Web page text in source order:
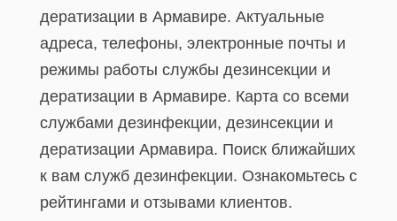
дератизации в Армавире. Актуальные
адреса, телефоны, электронные почты и
режимы работы службы дезинсекции и
дератизации в Армавире. Карта со всеми
службами дезинфекции, дезинсекции и
дератизации Армавира. Поиск ближайших
к вам служб дезинфекции. Ознакомьтесь с
рейтингами и отзывами клиентов.